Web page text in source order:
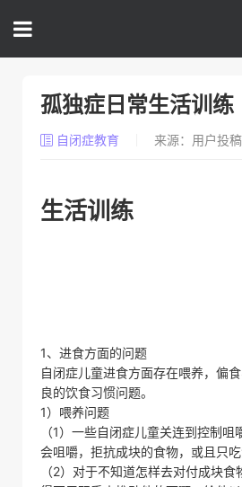
孤独症日常生活训练
自闭症教育 来源：用户投稿
生活训练
1、进食方面的问题
自闭症儿童进食方面存在喂养，偏
良的饮食习惯问题。
1）喂养问题
（1）一些自闭症儿童关连到控制
会咀嚼，拒抗成块的食物，或且只吃
（2）对于不知道怎样去对付成块